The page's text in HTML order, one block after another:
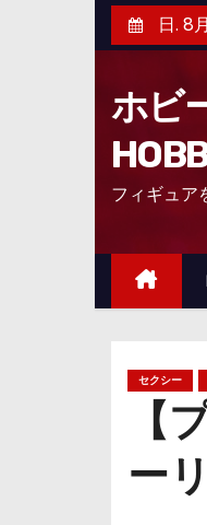
ン
ッ
日. 8
ホビ
フィギュア
セクシー
【
ー